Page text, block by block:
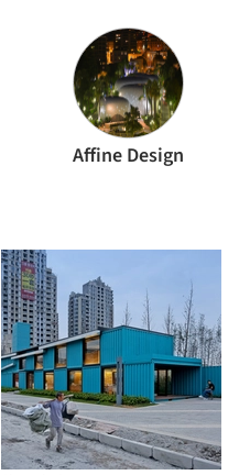
Affine Design